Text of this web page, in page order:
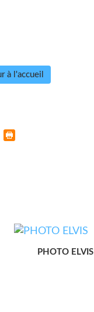
à l'accueil
PHOTO ELVIS